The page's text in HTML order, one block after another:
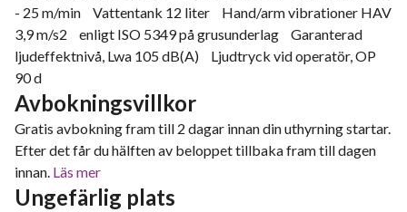
- 25 m/min Vattentank 12 liter Hand/arm vibrationer HAV
3,9 m/s2 enligt ISO 5349 på grusunderlag Garanterad
ljudeffektnivå, Lwa 105 dB(A) Ljudtryck vid operatör, OP
90 d
Avbokningsvillkor
Gratis avbokning fram till 2 dagar innan din uthyrning startar.
Efter det får du hälften av beloppet tillbaka fram till dagen
innan. Läs mer
Ungefärlig plats